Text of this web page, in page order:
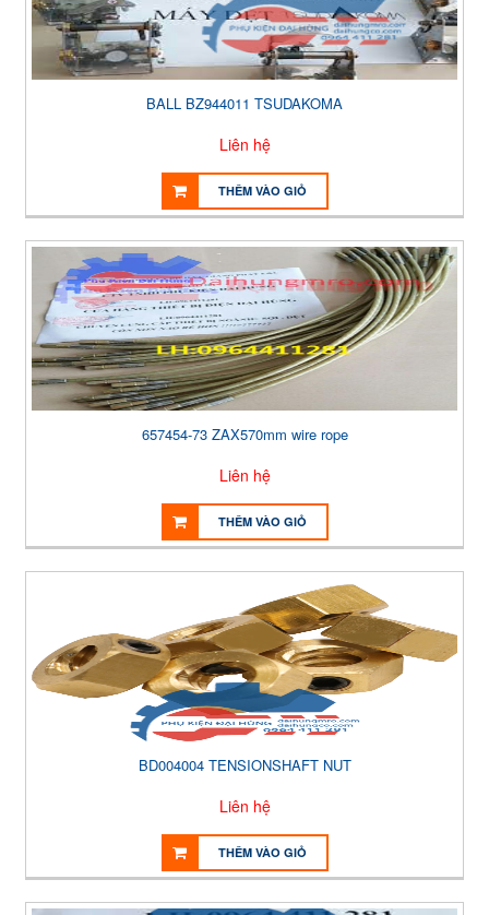
BALL BZ944011 TSUDAKOMA
Liên hệ
THÊM VÀO GIỎ
657454-73 ZAX570mm wire rope
Liên hệ
THÊM VÀO GIỎ
BD004004 TENSIONSHAFT NUT
Liên hệ
THÊM VÀO GIỎ